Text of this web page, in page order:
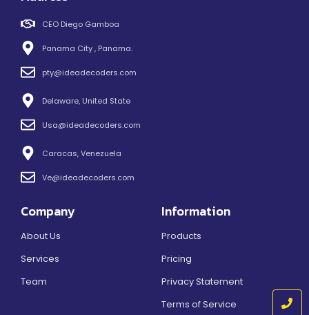
CEO Diego Gamboa
Panama City , Panama.
pty@ideadecoders.com
Delaware, United State
Usa@ideadecoders.com
Caracas, Venezuela
Ve@ideadecoders.com
Company
About Us
Services
Team
Information
Products
Pricing
Privacy Statement
Terms of Service